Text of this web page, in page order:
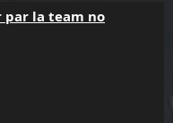
la team no